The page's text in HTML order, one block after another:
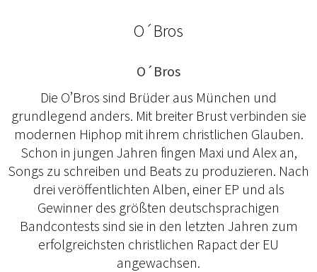
O´Bros
O´Bros
Die O’Bros sind Brüder aus München und
grundlegend anders. Mit breiter Brust verbinden sie
modernen Hiphop mit ihrem christlichen Glauben.
Schon in jungen Jahren fingen Maxi und Alex an,
Songs zu schreiben und Beats zu produzieren. Nach
drei veröffentlichten Alben, einer EP und als
Gewinner des größten deutschsprachigen
Bandcontests sind sie in den letzten Jahren zum
erfolgreichsten christlichen Rapact der EU
angewachsen.